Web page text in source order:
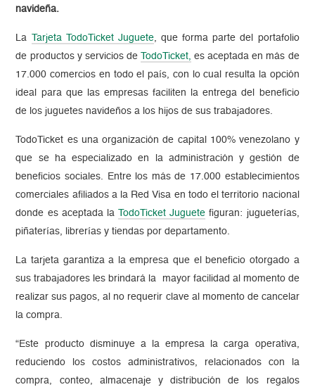
navideña.
La Tarjeta TodoTicket Juguete, que forma parte del portafolio
de productos y servicios de
TodoTicket, es aceptada en más de
17.000 comercios en todo el país, con lo cual resulta la opción
ideal para que las empresas faciliten la entrega del beneficio
de los juguetes navideños a los hijos de sus trabajadores.
TodoTicket es una organización de capital 100% venezolano y
que se ha especializado en la administración y gestión de
beneficios sociales. Entre los más de 17.000 establecimientos
comerciales afiliados a la Red Visa en todo el territorio nacional
donde es aceptada la
TodoTicket Juguete figuran: jugueterías,
piñaterías, librerías y tiendas por departamento.
La tarjeta garantiza a la empresa que el beneficio otorgado a
sus trabajadores les brindará la mayor facilidad al momento de
realizar sus pagos, al no requerir clave al momento de cancelar
la compra.
“Este producto disminuye a la empresa la carga operativa,
reduciendo los costos administrativos, relacionados con la
compra, conteo, almacenaje y distribución de los regalos